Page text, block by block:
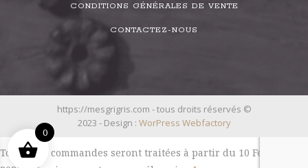
CONDITIONS GÉNÉRALES DE VENTE
CONTACTEZ-NOUS
https://mesgrigris.com - tous droits réservés ©
2023 - Design : WorPress Webfactory
Toutes les commandes seront traitées à partir du 10 Février
0